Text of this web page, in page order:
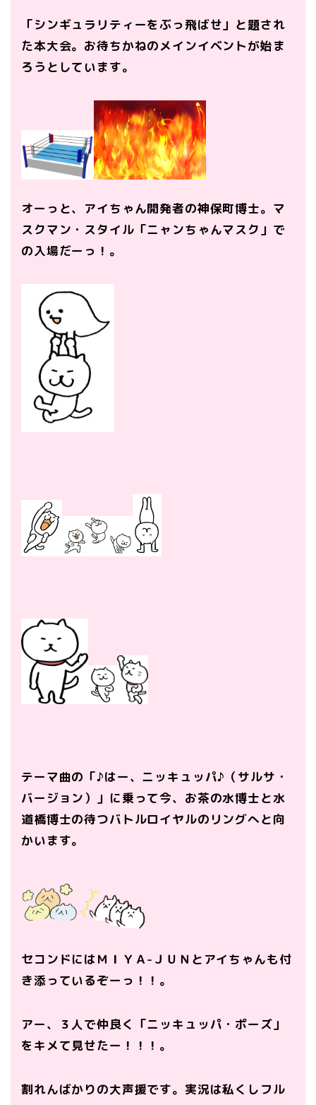
「シンギュラリティーをぶっ飛ばせ」と題され
た本大会。お待ちかねのメインイベントが始ま
ろうとしています。
オーっと、アイちゃん開発者の神保町博士。マ
スクマン・スタイル「ニャンちゃんマスク」で
の入場だーっ！。
テーマ曲の「♪はー、ニッキュッパ♪（サルサ・
バージョン）」に乗って今、お茶の水博士と水
道橋博士の待つバトルロイヤルのリングへと向
かいます。
セコンドにはＭＩＹＡ-ＪＵＮとアイちゃんも付
き添っているぞーっ！！。
アー、３人で仲良く「ニッキュッパ・ポーズ」
をキメて見せたー！！！。
割れんばかりの大声援です。実況は私くしフル